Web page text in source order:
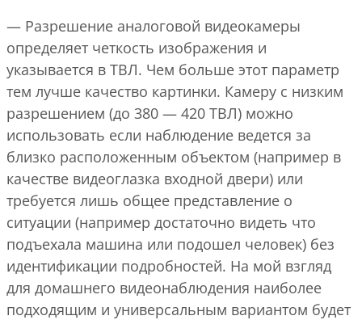
— Разрешение аналоговой видеокамеры
определяет четкость изображения и
указывается в ТВЛ. Чем больше этот параметр
тем лучше качество картинки. Камеру с низким
разрешением (до 380 — 420 ТВЛ) можно
использовать если наблюдение ведется за
близко расположенным объектом (например в
качестве видеоглазка входной двери) или
требуется лишь общее представление о
ситуации (например достаточно видеть что
подъехала машина или подошел человек) без
идентификации подробностей. На мой взгляд
для домашнего видеонаблюдения наиболее
подходящим и универсальным вариантом будет